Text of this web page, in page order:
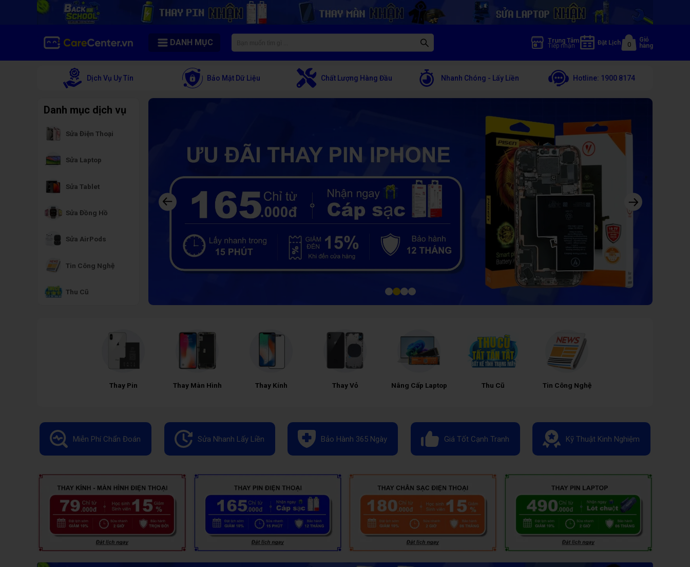
Trung Tâm
Tiếp nhận Đặt Lịch 0
Giỏ
hàng
DANH MỤC
Dịch Vụ Uy Tín Bảo Mật Dữ Liệu Chất Lượng Hàng Đầu Nhanh Chóng - Lấy Liền Hotline: 1900 8174
Danh mục dịch vụ
Sửa Điện Thoại
Sửa Laptop
Sửa Tablet
Sửa Đồng Hồ
Sửa AirPods
Tin Công Nghệ
Thu Cũ
Thay Pin Thay Màn Hình Thay Kính Thay Vỏ Nâng Cấp Laptop Thu Cũ Tin Công Nghệ
Miễn Phí Chẩn Đoán Sửa Nhanh Lấy Liền Bảo Hành 365 Ngày Giá Tốt Cạnh Tranh Kỹ Thuật Kinh Nghiệm
CareCenter - Sửa điện thoại, laptop giá rẻ chất lượng tại TPHCM